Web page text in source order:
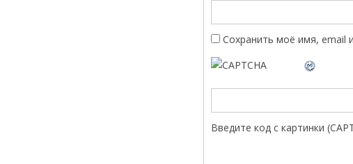
Сохранить моё имя, email
Введите код с картинки